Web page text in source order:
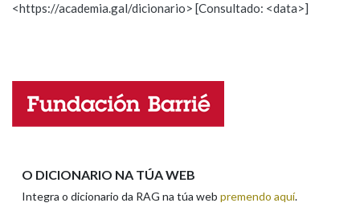
LIMPAR
Propoño mellorar a definición
Nome
<https://academia.gal/dicionario> [Consultado: <data>]
O DICIONARIO NA TÚA WEB
Integra o dicionario da RAG na túa web premendo aquí.